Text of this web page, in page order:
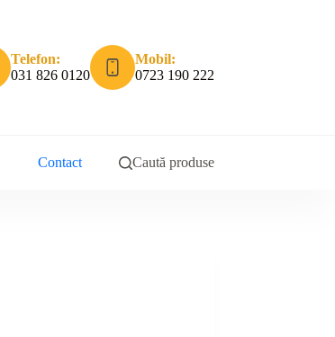
Telefon:
031 826 0120
Mobil:
0723 190 222
Contact Caută produse